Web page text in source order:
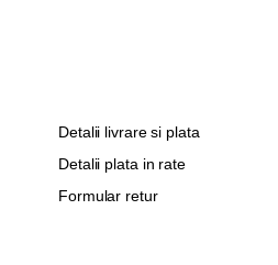
Detalii livrare si plata
Detalii plata in rate
Formular retur